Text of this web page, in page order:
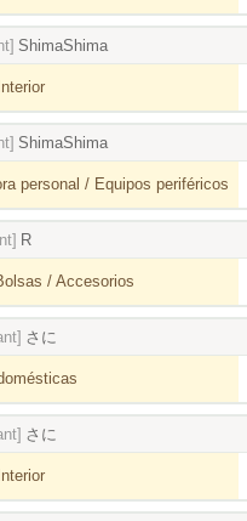
ShimaShima
ShimaShima
personal / Equipos periféricos
R
/ Accesorios
さに
さに